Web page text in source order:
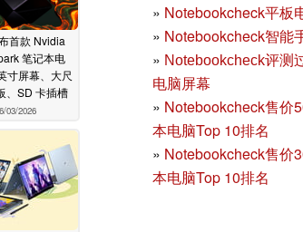
» Notebookcheck平板
» Notebookcheck智能
» Notebookcheck评测
电脑屏幕
» Notebookcheck售价
本电脑Top 10排名
» Notebookcheck售价
本电脑Top 10排名
首款 Nvidia
笔记本电
寸屏幕、大尺
、SD 卡插槽
03/2026